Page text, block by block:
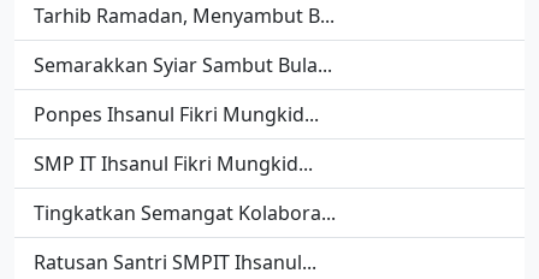
Tarhib Ramadan, Menyambut B...
Semarakkan Syiar Sambut Bula...
Ponpes Ihsanul Fikri Mungkid...
SMP IT Ihsanul Fikri Mungkid...
Tingkatkan Semangat Kolabora...
Ratusan Santri SMPIT Ihsanul...